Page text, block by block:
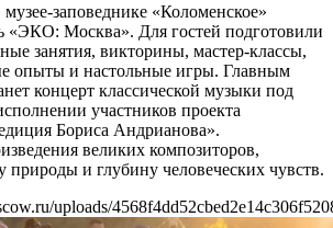
заповеднике «Коломенское»
«ЭКО: Москва». Для гостей подготовили
занятия, викторины, мастер-классы,
опыты и настольные игры. Главным
концерт классической музыки под
участников проекта
Бориса Андрианова».
великих композиторов,
природы и глубину человеческих чувств.
uploads/